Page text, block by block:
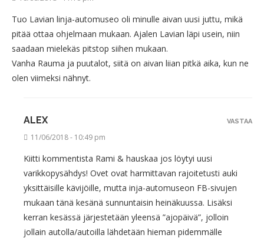
Tuo Lavian linja-automuseo oli minulle aivan uusi juttu, mikä
pitää ottaa ohjelmaan mukaan. Ajalen Lavian läpi usein, niin
saadaan mielekäs pitstop siihen mukaan.
Vanha Rauma ja puutalot, siitä on aivan liian pitkä aika, kun ne
olen viimeksi nähnyt.
ALEX
11/06/2018 - 10:49 pm
Kiitti kommentista Rami & hauskaa jos löytyi uusi
varikkopysähdys! Ovet ovat harmittavan rajoitetusti auki
yksittäisille kävijöille, mutta inja-automuseon FB-sivujen
mukaan tänä kesänä sunnuntaisin heinäkuussa. Lisäksi
kerran kesässä järjestetään yleensä ”ajopäivä”, jolloin
jollain autolla/autoilla lähdetään hieman pidemmälle
VASTAA